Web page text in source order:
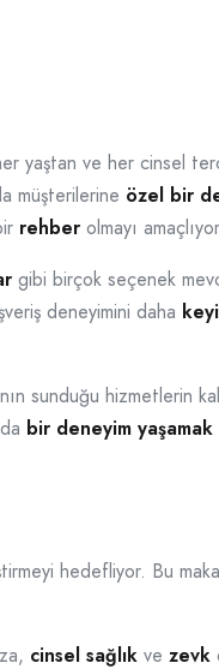
yaştan ve her cinsel
müşterilerine özel bir
rehber olmayı
gibi birçok seçenek
deneyimini daha
sunduğu hizmetlerin
bir deneyim yaşamak
hedefliyor. Bu
cinsel sağlık ve zevk